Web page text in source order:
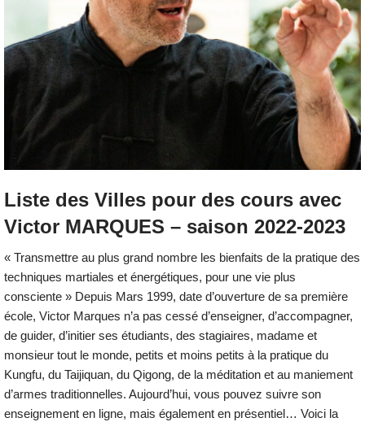
Liste des Villes pour des cours avec
Victor MARQUES – saison 2022-2023
« Transmettre au plus grand nombre les bienfaits de la pratique des
techniques martiales et énergétiques, pour une vie plus
consciente » Depuis Mars 1999, date d’ouverture de sa première
école, Victor Marques n’a pas cessé d’enseigner, d’accompagner,
de guider, d’initier ses étudiants, des stagiaires, madame et
monsieur tout le monde, petits et moins petits à la pratique du
Kungfu, du Taijiquan, du Qigong, de la méditation et au maniement
d’armes traditionnelles. Aujourd’hui, vous pouvez suivre son
enseignement en ligne, mais également en présentiel… Voici la